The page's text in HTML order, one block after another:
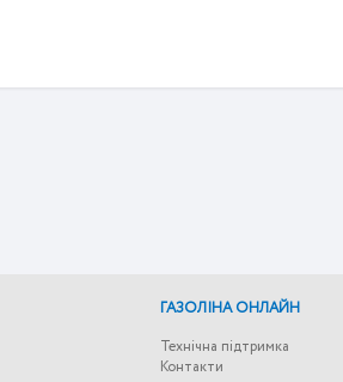
ГАЗОЛІНА ОНЛАЙН
Технічна підтримка
Контакти